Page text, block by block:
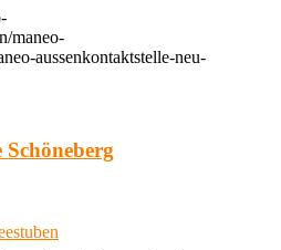
maneo-
aussenkontaktstelle-neu-